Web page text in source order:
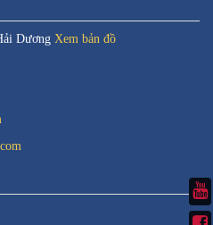
Dương Xem bản đồ